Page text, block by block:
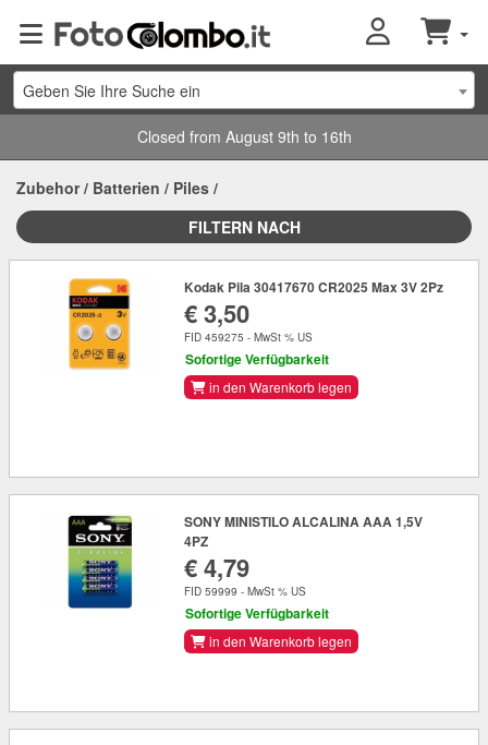
Geben Sie Ihre Suche ein
Closed from August 9th to 16th
Zubehor/ Batterien / Piles /
FILTERN NACH
Kodak Pila 30417670 CR2025 Max 3V 2Pz
€ 3,50
FID 459275 - MwSt % US
Sofortige Verfügbarkeit
in den Warenkorb legen
SONY MINISTILO ALCALINA AAA 1,5V
4PZ
€ 4,79
FID 59999 - MwSt % US
Sofortige Verfügbarkeit
in den Warenkorb legen